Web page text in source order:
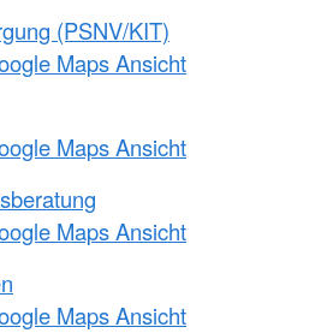
(PSNV/KIT)
Maps Ansicht
Maps Ansicht
Maps Ansicht
Maps Ansicht